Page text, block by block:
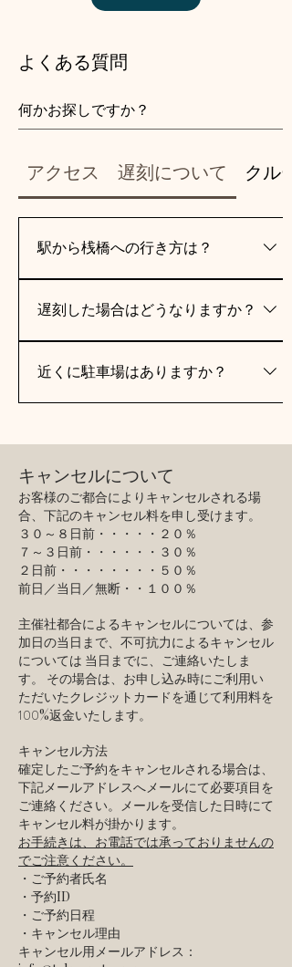
よくある質問
アクセス 遅刻について クル
駅から桟橋への行き方は？
い線・東京モノレールの「天王洲アイル
同じようなビルが立ち並んでいるため迷わ
れる方が多くいらっしゃいます。必ず事前
公式ホームページ内 はじめてでも安心。
写真で分かる乗船場所案内 モノレール
「天王洲アイル駅」から船着場までの道順
天王洲ピア桟橋 Googleマップ
https://maps.app.goo.gl/41P5MU2Yff9QtPnRA
遅刻した場合はどうなりますか？
ご乗船時間の15分前までに天王洲ピア桟橋
出航時刻に遅れた場合は、遅れた時間を差
し引いたクルーズ時間にて運航させていた
だきます。その際、運航時間によって途中
で折り返す場合がございます。
近くに駐車場はありますか？
日の場所や空き状況はご自身でご確認いた
だき、時間に余裕をもってお越しくださ
い。 Googleマップ「天王洲アイル・コイン
パーキング」検索結果
https://maps.app.goo.gl/2gpSc3zvdfXuC7gZA
​キャンセルについて
お客様のご都合によりキャンセルされる場
合、下記のキャンセル料を申し受けます。
３０～８日前・・・・・２０％
７～３日前・・・・・・３０％
２日前・・・・・・・・５０％
前日／当日／無断・・１００％
主催社都合によるキャンセルについては、参
加日の当日まで、不可抗力によるキャンセル
については 当日までに、ご連絡いたしま
す。 その場合は、お申し込み時にご利用い
ただいたクレジットカードを通じて利用料を
100%返金いたします。
キャンセル方法
確定したご予約をキャンセルされる場合は、
下記メールアドレスへメールにて必要項目を
ご連絡ください。メールを受信した日時にて
キャンセル料が掛かります。
お手続きは、お電話では承っておりませんの
でご注意ください。
・ご予約者氏名
・予約ID
・ご予約日程
・キャンセル理由
キャンセル用メールアドレス：